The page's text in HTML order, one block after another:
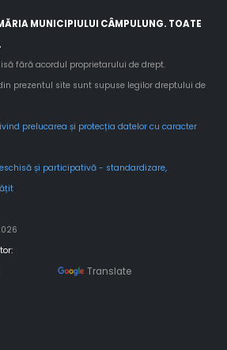
MUNICIPIULUI CÂMPULUNG. TOATE
fără acordul proprietarului de drept.
prezentul site sunt supuse legilor dreptului de
prelucarea și protecția datelor cu caracter
și participativă - standardizare,
Translate